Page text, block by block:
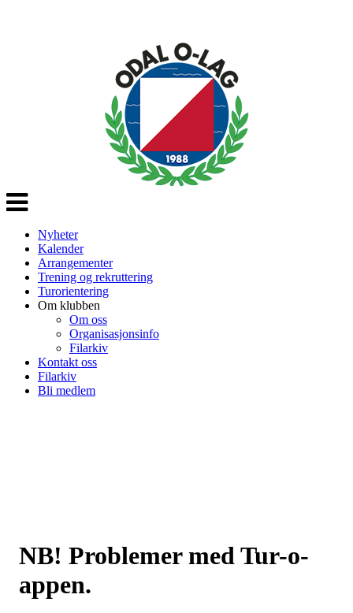
Veksle
navigasjon
Nyheter
Kalender
Arrangementer
Trening og rekruttering
Turorientering
Om klubben
Om oss
Organisasjonsinfo
Filarkiv
Kontakt oss
Filarkiv
Bli medlem
NB! Problemer med Tur-o-
appen.